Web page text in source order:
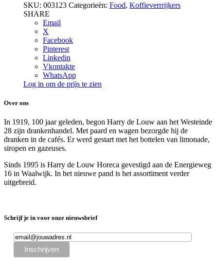
aantal
SKU: 003123 Categorieën: Food, Koffieverrrijkers
SHARE
Email
X
Facebook
Pinterest
Linkedin
Vkontakte
WhatsApp
Log in om de prijs te zien
Over ons
In 1919, 100 jaar geleden, begon Harry de Louw aan het Westeinde
28 zijn drankenhandel. Met paard en wagen bezorgde hij de
dranken in de cafés. Er werd gestart met het bottelen van limonade,
siropen en gazeuses.
Sinds 1995 is Harry de Louw Horeca gevestigd aan de Energieweg
16 in Waalwijk. In het nieuwe pand is het assortiment verder
uitgebreid.
Schrijf je in voor onze nieuwsbrief